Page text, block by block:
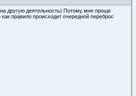
другую деятельность) Потому мне проще
правило происходит очередной переброс